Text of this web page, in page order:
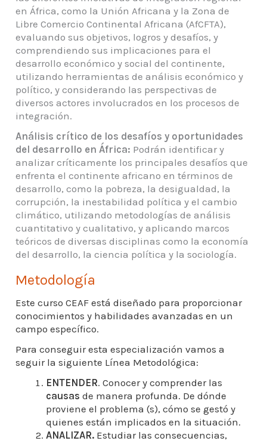
en África, como la Unión Africana y la Zona de
Libre Comercio Continental Africana (AfCFTA),
evaluando sus objetivos, logros y desafíos, y
comprendiendo sus implicaciones para el
desarrollo económico y social del continente,
utilizando herramientas de análisis económico y
político, y considerando las perspectivas de
diversos actores involucrados en los procesos de
integración.
Análisis crítico de los desafíos y oportunidades
del desarrollo en África: Podrán identificar y
analizar críticamente los principales desafíos que
enfrenta el continente africano en términos de
desarrollo, como la pobreza, la desigualdad, la
corrupción, la inestabilidad política y el cambio
climático, utilizando metodologías de análisis
cuantitativo y cualitativo, y aplicando marcos
teóricos de diversas disciplinas como la economía
del desarrollo, la ciencia política y la sociología.
Metodología
Este curso CEAF está diseñado para proporcionar
conocimientos y habilidades avanzadas en un
campo específico.
Para conseguir esta especialización vamos a
seguir la siguiente Línea Metodológica:
ENTENDER. Conocer y comprender las
causas de manera profunda. De dónde
proviene el problema (s), cómo se gestó y
quienes están implicados en la situación.
ANALIZAR. Estudiar las consecuencias,